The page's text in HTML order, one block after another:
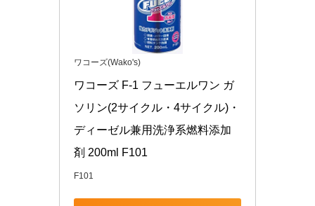
ワコーズ(Wako's)
ワコーズ F-1 フューエルワン ガ
ソリン(2サイクル・4サイクル)・
ディーゼル兼用洗浄系燃料添加
剤 200ml F101
F101